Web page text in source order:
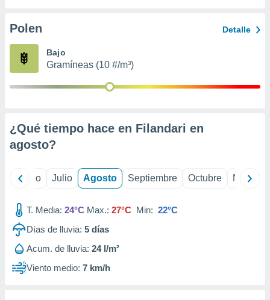
e
mediante
de
1199
Polen Detalle
Bajo
Gramíneas (10 #/m³)
¿Qué tiempo hace en Filandari en
agosto?
Junio Julio Agosto Septiembre Octubre
T. Media: 24°C Max.: 27°C Min: 22°C
Días de lluvia: 5 días
Acum. de lluvia: 24 l/m²
Viento medio: 7 km/h